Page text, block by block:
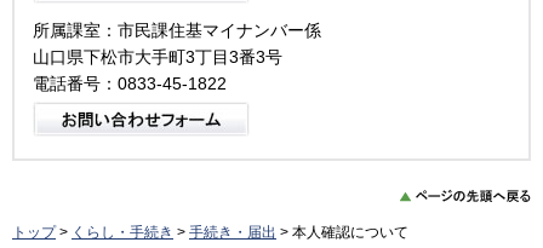
所属課室：市民課住基マイナンバー係
山口県下松市大手町3丁目3番3号
電話番号：0833-45-1822
トップ> くらし・手続き > 手続き・届出 > 本人確認について